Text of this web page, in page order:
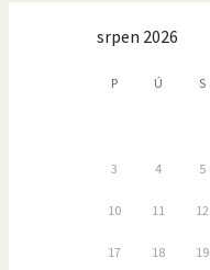
srpen 2026
P Ú S
3 4 5
10 11 12
17 18 19